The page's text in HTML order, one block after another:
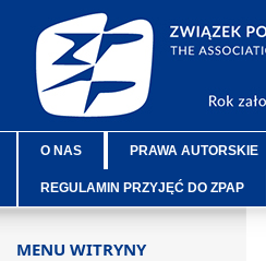
O NAS PRAWA AUTORSKIE
REGULAMIN PRZYJĘĆ DO ZPAP
MENU WITRYNY